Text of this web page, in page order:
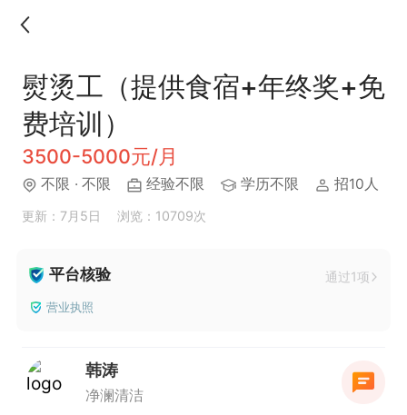
熨烫工（提供食宿+年终奖+免
费培训）
3500-5000元/月
不限 · 不限 经验不限 学历不限 招10人
更新：7月5日 浏览：10709次
平台核验 通过1项
营业执照
韩涛
净澜清洁